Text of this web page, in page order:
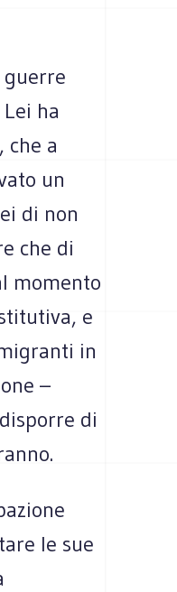
guerre
ha
che a
un
di non
che di
momento
e
in
–
di
le sue